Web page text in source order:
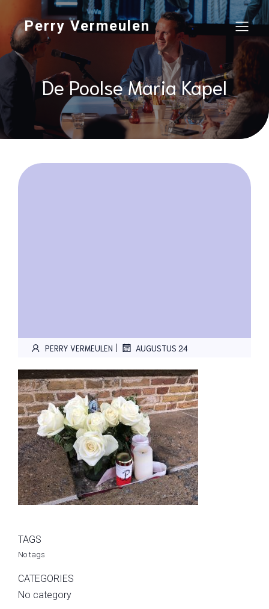
Perry Vermeulen
De Poolse Maria Kapel
PERRY VERMEULEN | AUGUSTUS 24
TAGS
No tags
CATEGORIES
No category